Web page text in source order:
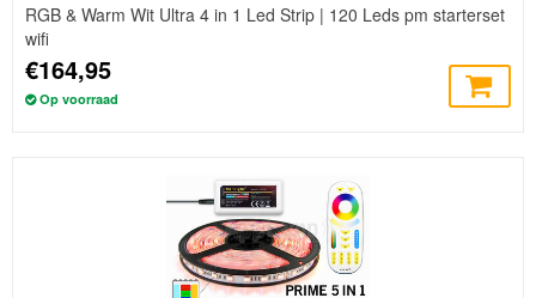
RGB & Warm Wit Ultra 4 in 1 Led Strip | 120 Leds pm starterset
wifi
€164,95
Op voorraad